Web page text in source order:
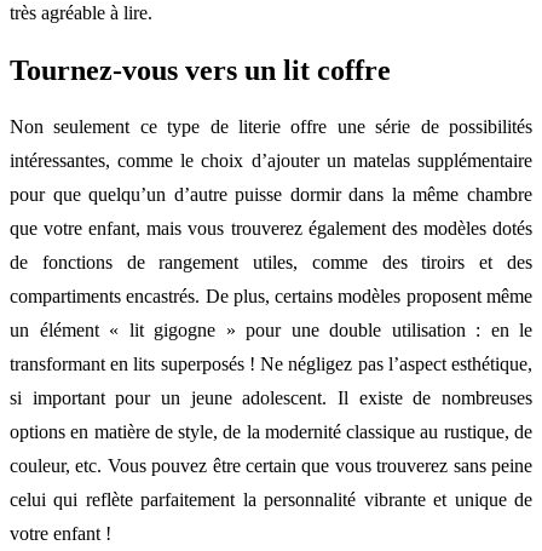
très agréable à lire.
Tournez-vous vers un lit coffre
Non seulement ce type de literie offre une série de possibilités
intéressantes, comme le choix d’ajouter un matelas supplémentaire
pour que quelqu’un d’autre puisse dormir dans la même chambre
que votre enfant, mais vous trouverez également des modèles dotés
de fonctions de rangement utiles, comme des tiroirs et des
compartiments encastrés. De plus, certains modèles proposent même
un élément « lit gigogne » pour une double utilisation : en le
transformant en lits superposés ! Ne négligez pas l’aspect esthétique,
si important pour un jeune adolescent. Il existe de nombreuses
options en matière de style, de la modernité classique au rustique, de
couleur, etc. Vous pouvez être certain que vous trouverez sans peine
celui qui reflète parfaitement la personnalité vibrante et unique de
votre enfant !